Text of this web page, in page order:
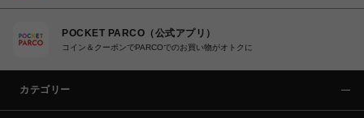
POCKET PARCO（公式アプリ）
コイン＆クーポンでPARCOでのお買い物がオトクに
カテゴリー